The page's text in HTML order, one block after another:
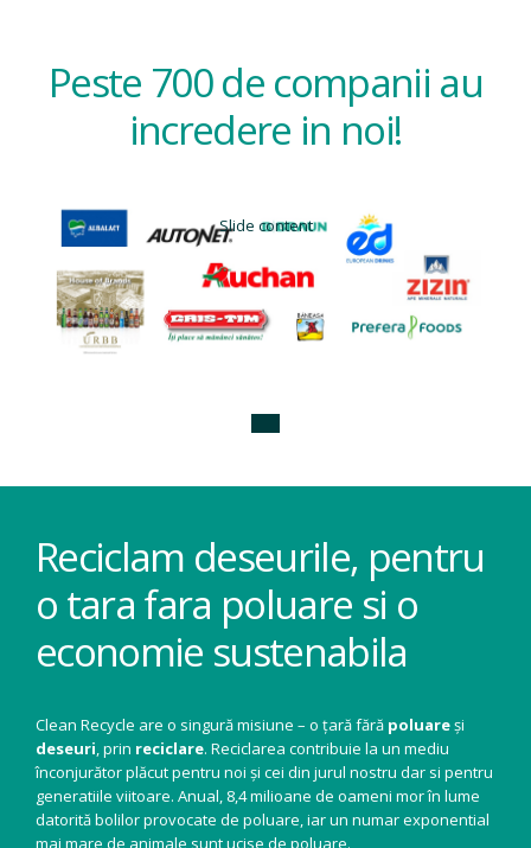
Peste 700 de companii au
incredere in noi!
Slide content
Reciclam deseurile, pentru
o tara fara poluare si o
economie sustenabila
Clean Recycle are o singură misiune – o țară fără poluareși
deseuri, prin reciclare. Reciclarea contribuie la un mediu
înconjurător plăcut pentru noi și cei din jurul nostru dar si pentru
generatiile viitoare. Anual, 8,4 milioane de oameni mor în lume
datorită bolilor provocate de poluare, iar un numar exponential
mai mare de animale sunt ucise de poluare.